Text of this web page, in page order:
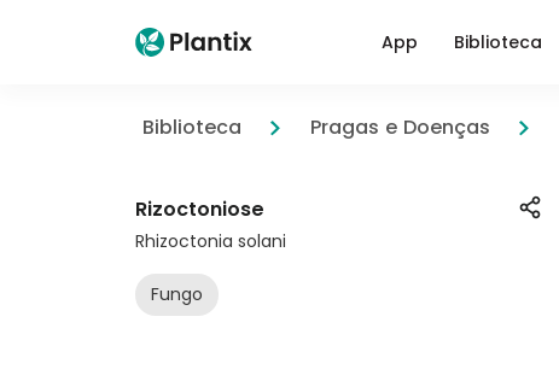
App Biblioteca
Biblioteca Pragas e Doenças
Rizoctoniose
Rhizoctonia solani
Fungo